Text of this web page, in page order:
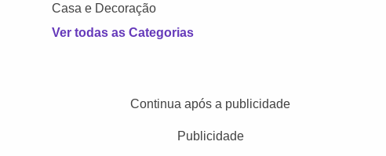
Casa e Decoração
Ver todas as Categorias
Continua após a publicidade
Publicidade